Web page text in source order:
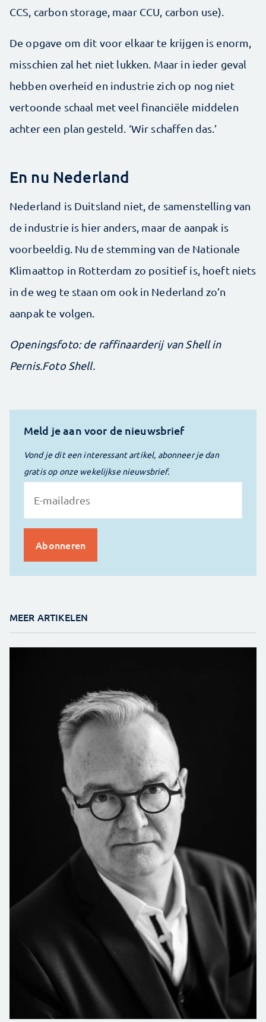
CCS, carbon storage, maar CCU, carbon use).
De opgave om dit voor elkaar te krijgen is enorm,
misschien zal het niet lukken. Maar in ieder geval
hebben overheid en industrie zich op nog niet
vertoonde schaal met veel financiële middelen
achter een plan gesteld. ‘Wir schaffen das.’
En nu Nederland
Nederland is Duitsland niet, de samenstelling van
de industrie is hier anders, maar de aanpak is
voorbeeldig. Nu de stemming van de Nationale
Klimaattop in Rotterdam zo positief is, hoeft niets
in de weg te staan om ook in Nederland zo’n
aanpak te volgen.
Openingsfoto: de raffinaarderij van Shell in
Pernis.Foto Shell.
Meld je aan voor de nieuwsbrief
Vond je dit een interessant artikel, abonneer je dan
gratis op onze wekelijkse nieuwsbrief.
MEER ARTIKELEN